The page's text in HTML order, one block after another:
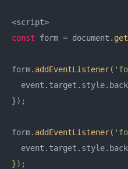
const form = document.
form. addEventListener(
});
form. addEventListener(
});